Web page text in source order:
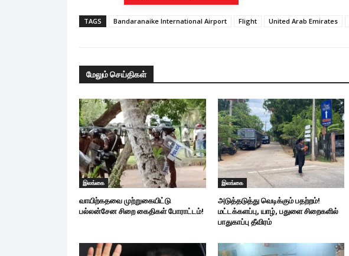
TAGS Bandaranaike International Airport Flight United Arab Emirates
மேலும் செய்திகள்
இலங்கை
வாயிற்கதவை முற்றுகையிட்டு
பல்லன்சேன சிறை கைதிகள் போராட்டம்!
இலங்கை
அடுத்தடுத்து வெடிக்கும் பதற்றம்!
மட்டக்களப்பு, யாழ், பதுளை சிறைகளில்
பாதுகாப்பு தீவிரம்